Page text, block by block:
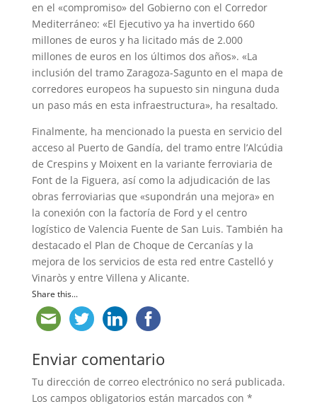
en el «compromiso» del Gobierno con el Corredor
Mediterráneo: «El Ejecutivo ya ha invertido 660
millones de euros y ha licitado más de 2.000
millones de euros en los últimos dos años». «La
inclusión del tramo Zaragoza-Sagunto en el mapa de
corredores europeos ha supuesto sin ninguna duda
un paso más en esta infraestructura», ha resaltado.
Finalmente, ha mencionado la puesta en servicio del
acceso al Puerto de Gandía, del tramo entre l’Alcúdia
de Crespins y Moixent en la variante ferroviaria de
Font de la Figuera, así como la adjudicación de las
obras ferroviarias que «supondrán una mejora» en
la conexión con la factoría de Ford y el centro
logístico de Valencia Fuente de San Luis. También ha
destacado el Plan de Choque de Cercanías y la
mejora de los servicios de esta red entre Castelló y
Vinaròs y entre Villena y Alicante.
Share this...
Enviar comentario
Tu dirección de correo electrónico no será publicada.
Los campos obligatorios están marcados con *